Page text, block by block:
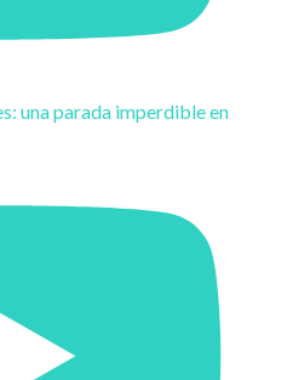
una parada imperdible en